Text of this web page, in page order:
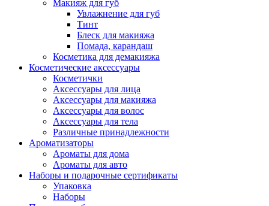
Макияж для губ
Увлажнение для губ
Тинт
Блеск для макияжа
Помада, карандаш
Косметика для демакияжа
Косметические аксессуары
Косметички
Аксессуары для лица
Аксессуары для макияжа
Аксессуары для волос
Аксессуары для тела
Различные принадлежности
Ароматизаторы
Ароматы для дома
Ароматы для авто
Наборы и подарочные сертификаты
Упаковка
Наборы